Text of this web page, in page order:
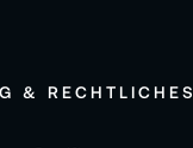
& RECHTLICHES